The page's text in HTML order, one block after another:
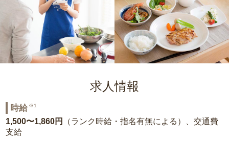
求人情報
時給 ※1
1,500〜1,860円
（ランク時給・指名有無による）、交通費
支給